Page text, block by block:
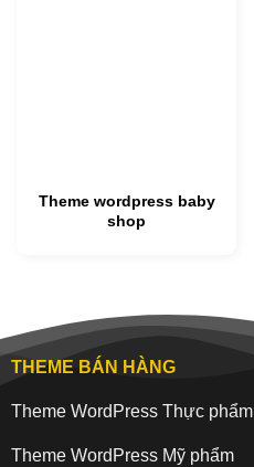
Theme wordpress baby
shop
THEME BÁN HÀNG
Theme WordPress Thực phẩm
Theme WordPress Mỹ phẩm